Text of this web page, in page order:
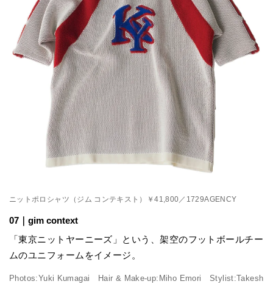
ニットポロシャツ（ジム コンテキスト）￥41,800／1729AGENCY
07｜gim context
「東京ニットヤーニーズ」という、架空のフットボールチー
ムのユニフォームをイメージ。
Photos:Yuki Kumagai Hair & Make-up:Miho Emori Stylist:Takesh